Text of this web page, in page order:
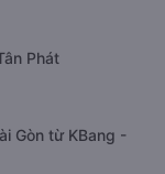
Phát
Gòn từ KBang -